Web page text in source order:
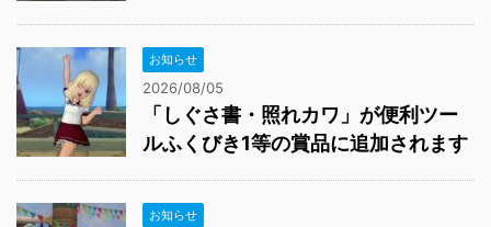
お知らせ
2026/08/05
「しぐさ書・照れカワ」が便利ツー
ルふくびき1等の賞品に追加されます
お知らせ